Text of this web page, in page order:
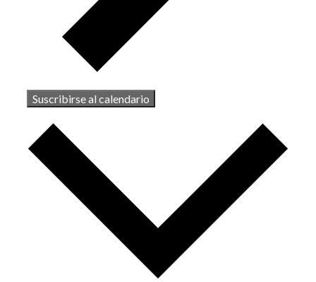
Suscribirse al calendario